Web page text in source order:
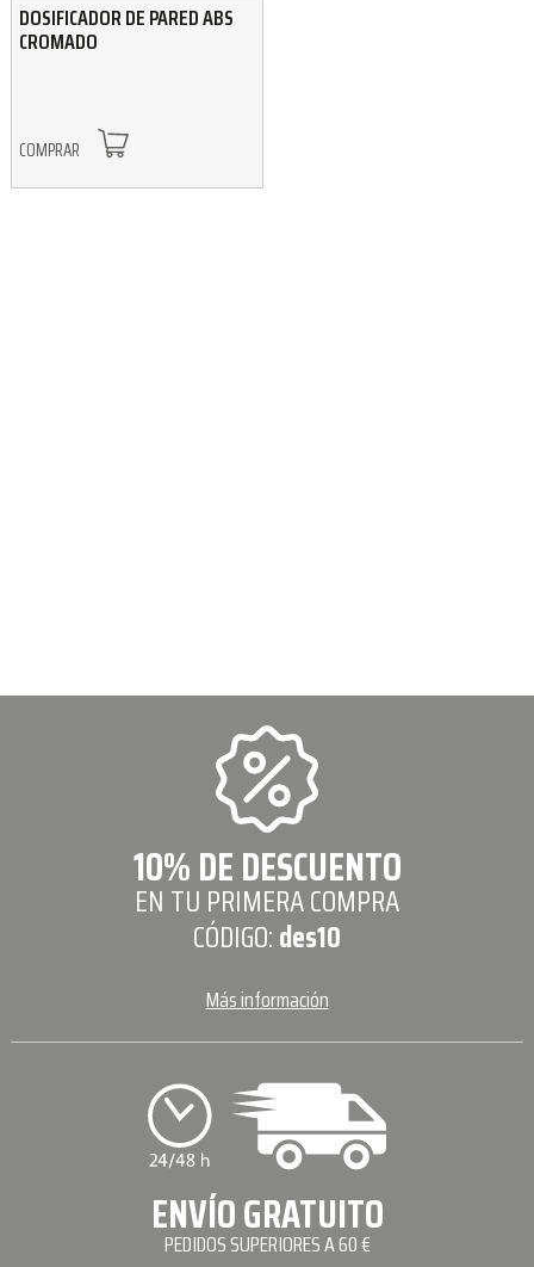
DOSIFICADOR DE PARED ABS
CROMADO
COMPRAR
10% DE DESCUENTO
EN TU PRIMERA COMPRA
CÓDIGO:des10
Más información
ENVÍO GRATUITO
PEDIDOS SUPERIORES A 60 €